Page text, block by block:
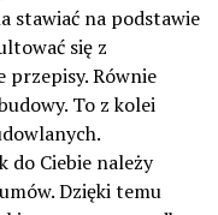
stawiać na podstawie
się z
przepisy. Równie
To z kolei
do Ciebie należy
Dzięki temu